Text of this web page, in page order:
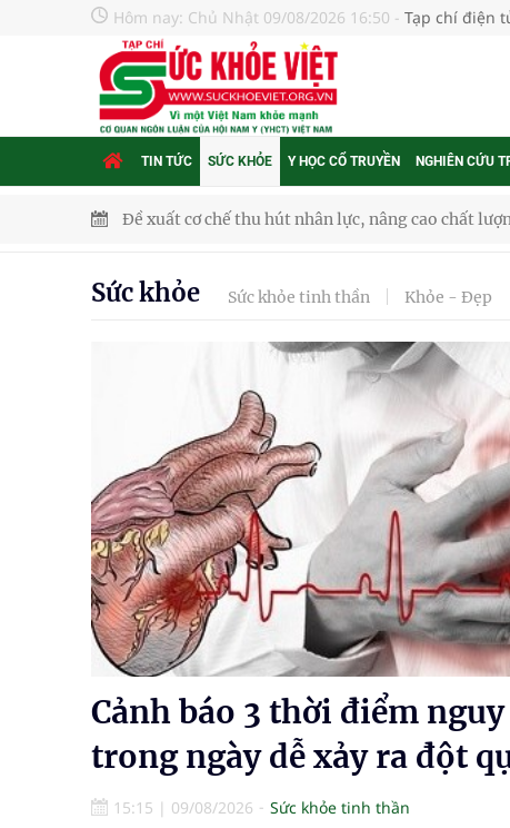
Hôm nay: Chủ Nhật 09/08/2026 16:50 - Tạp chí điện
TIN TỨC SỨC KHỎE Y HỌC CỔ TRUYỀN NGHIÊN CỨU
Xem TV hàng giờ mỗi ngày có thể khiến não thay
Tầm soát sớm ung thư vú giúp cứu sống hàng
Giải pháp nâng cao thị lực thời hiện đại
Triển khai đồng bộ các giải pháp quản lý chất
Cách âm nhạc trị liệu được “đo ni đóng giày”
Dự báo thời tiết ngày 08/8/2026: Bắc Bộ nắng
Cảnh báo 3 thời điểm nguy hiểm trong ngày dễ
Đề xuất cơ chế thu hút nhân lực, nâng cao chất
Sức khỏe Sức khỏe tinh thần Khỏe - Đẹp
Cảnh báo 3 thời điểm
trong ngày dễ xảy ra đột
15:15 | 09/08/2026
Sức khỏe tinh thần